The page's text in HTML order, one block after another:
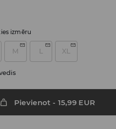
izmēru
M L XL
Pievienot - 15,99 EUR